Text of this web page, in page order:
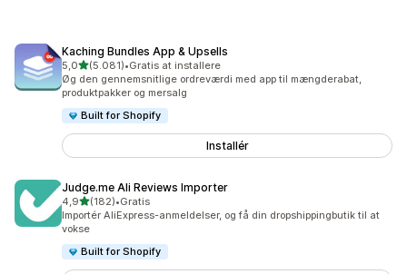
Kaching Bundles App & Upsells
5,0ud af 5 stjerner
(5.081)
5081 anmeldelser i alt
•Gratis at installere
Øg den gennemsnitlige ordreværdi med app til mængderabat,
produktpakker og mersalg
Built for Shopify
Installér
Judge.me Ali Reviews Importer
4,9ud af 5 stjerner
(182)
182 anmeldelser i alt
•Gratis
Importér AliExpress-anmeldelser, og få din dropshippingbutik til at
vokse
Built for Shopify